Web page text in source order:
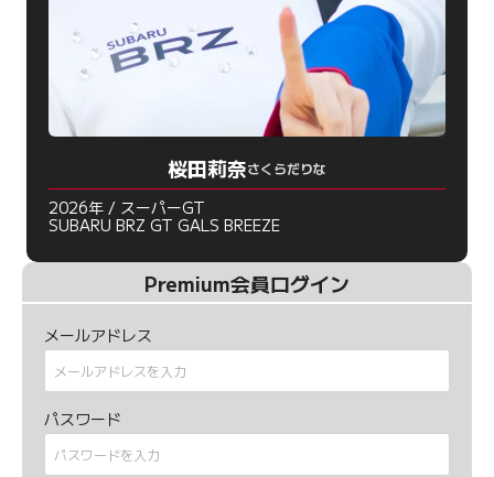
桜田莉奈さくらだりな
2026年 / スーパーGT
SUBARU BRZ GT GALS BREEZE
Premium会員ログイン
メールアドレス
パスワード